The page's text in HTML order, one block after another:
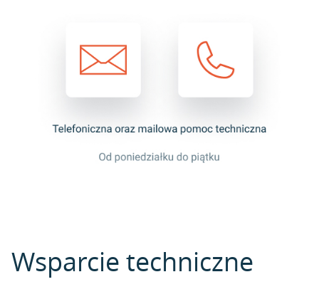
Wsparcie techniczne